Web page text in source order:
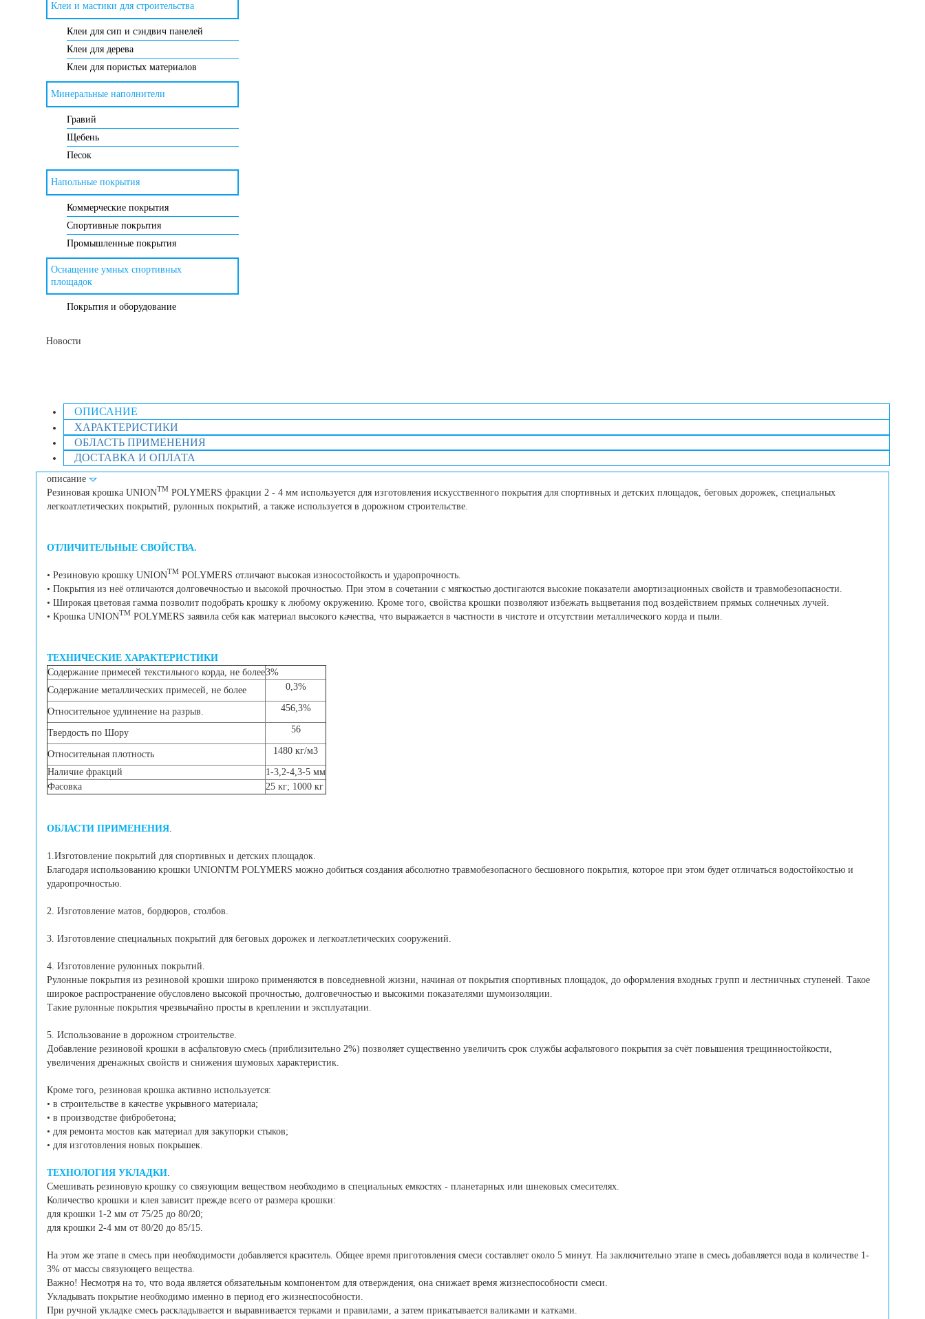
Клеи и мастики для строительства
Клеи для сип и сэндвич панелей
Клеи для дерева
Клеи для пористых материалов
Минеральные наполнители
Гравий
Щебень
Песок
Напольные покрытия
Коммерческие покрытия
Спортивные покрытия
Промышленные покрытия
Оснащение умных спортивных
площадок
Покрытия и оборудование
Новости
ОПИСАНИЕ
ХАРАКТЕРИСТИКИ
ОБЛАСТЬ ПРИМЕНЕНИЯ
ДОСТАВКА И ОПЛАТА
описание
Резиновая крошка UNIONTM POLYMERS фракции 2 - 4 мм используется для изготовления искусственного покрытия для спортивных и детских площадок, беговых дорожек, специальных
легкоатлетических покрытий, рулонных покрытий, а также используется в дорожном строительстве.
ОТЛИЧИТЕЛЬНЫЕ СВОЙСТВА.
• Резиновую крошку UNIONTM POLYMERS отличают высокая износостойкость и ударопрочность.
• Покрытия из неё отличаются долговечностью и высокой прочностью. При этом в сочетании с мягкостью достигаются высокие показатели амортизационных свойств и травмобезопасности.
• Широкая цветовая гамма позволит подобрать крошку к любому окружению. Кроме того, свойства крошки позволяют избежать выцветания под воздействием прямых солнечных лучей.
• Крошка UNIONTM POLYMERS заявила себя как материал высокого качества, что выражается в частности в чистоте и отсутствии металлического корда и пыли.
ТЕХНИЧЕСКИЕ ХАРАКТЕРИСТИКИ
Содержание примесей текстильного корда, не более3%
Содержание металлических примесей, не более
0,3%
Относительное удлинение на разрыв. 456,3%
Твердость по Шору 56
Относительная плотность 1480 кг/м3
Наличие фракций
1-3,2-4,3-5 мм
Фасовка
25 кг; 1000 кг
ОБЛАСТИ ПРИМЕНЕНИЯ
1.Изготовление покрытий для спортивных и детских площадок.
Благодаря использованию крошки UNIONTM POLYMERS можно добиться создания абсолютно травмобезопасного бесшовного покрытия, которое при этом будет отличаться водостойкостью и
ударопрочностью.
2. Изготовление матов, бордюров, столбов.
3. Изготовление специальных покрытий для беговых дорожек и легкоатлетических сооружений.
4. Изготовление рулонных покрытий.
Рулонные покрытия из резиновой крошки широко применяются в повседневной жизни, начиная от покрытия спортивных площадок, до оформления входных групп и лестничных ступеней. Такое
широкое распространение обусловлено высокой прочностью, долговечностью и высокими показателями шумоизоляции.
Такие рулонные покрытия чрезвычайно просты в креплении и эксплуатации.
5. Использование в дорожном строительстве.
Добавление резиновой крошки в асфальтовую смесь (приблизительно 2%) позволяет существенно увеличить срок службы асфальтового покрытия за счёт повышения трещинностойкости,
увеличения дренажных свойств и снижения шумовых характеристик.
Кроме того, резиновая крошка активно используется:
• в строительстве в качестве укрывного материала;
• в производстве фибробетона;
• для ремонта мостов как материал для закупорки стыков;
• для изготовления новых покрышек.
ТЕХНОЛОГИЯ УКЛАДКИ
Смешивать резиновую крошку со связующим веществом необходимо в специальных емкостях - планетарных или шнековых смесителях.
Количество крошки и клея зависит прежде всего от размера крошки:
для крошки 1-2 мм от 75/25 до 80/20;
для крошки 2-4 мм от 80/20 до 85/15.
На этом же этапе в смесь при необходимости добавляется краситель. Общее время приготовления смеси составляет около 5 минут. На заключительно этапе в смесь добавляется вода в количестве 1-
3% от массы связующего вещества.
Важно! Несмотря на то, что вода является обязательным компонентом для отверждения, она снижает время жизнеспособности смеси.
Укладывать покрытие необходимо именно в период его жизнеспособности.
При ручной укладке смесь раскладывается и выравнивается терками и правилами, а затем прикатывается валиками и катками.